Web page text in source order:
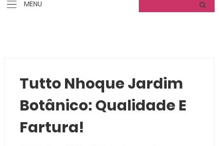
Tutto Nhoque Jardim
Botânico: Qualidade E
Fartura!